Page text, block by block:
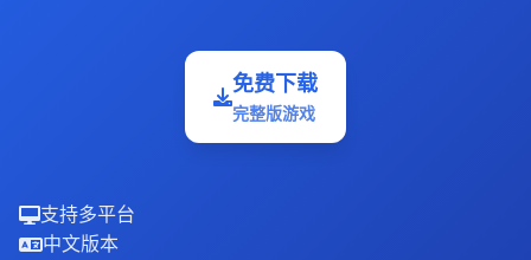
免费下载
完整版游戏
支持多平台
中文版本